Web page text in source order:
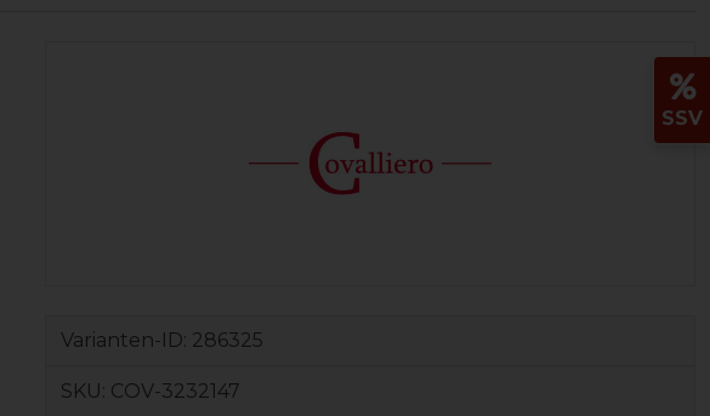
Varianten-ID: 286325
SKU: COV-3232147
SSV